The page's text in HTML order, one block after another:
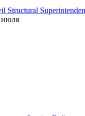
Structural
июля